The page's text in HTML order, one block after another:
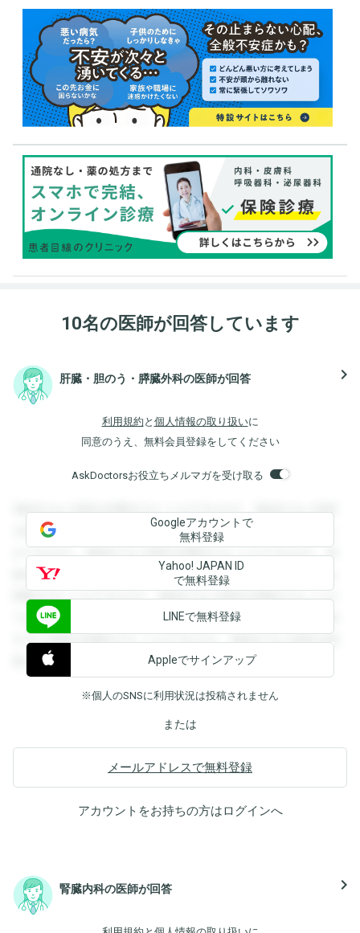
10名の医師が回答しています
肝臓・胆のう・膵臓外科の医師が回答 navigate_next
利用規約 と 個人情報の取り扱いに
同意のうえ、無料会員登録をしてください
AskDoctorsお役立ちメルマガを受け取る
登録すると回答を閲覧することができます。登録すると回答
を閲覧することができます。登録すると回答を閲覧すること
ができます。登録すると回答を閲覧することができます。登
録すると回答を閲覧することができます。登録すると回答を
閲覧することができます。登録すると回答を閲覧することが
できます。登録すると回答を閲覧することができます。登録
すると回答を閲覧することができます。登録すると回答を閲
覧することができます。
Googleアカウントで
無料登録
Yahoo! JAPAN ID
で無料登録
LINEで無料登録
Appleでサインアップ
※個人のSNSに利用状況は投稿されません
または
メールアドレスで無料登録
アカウントをお持ちの方はログインへ
腎臓内科の医師が回答 navigate_next